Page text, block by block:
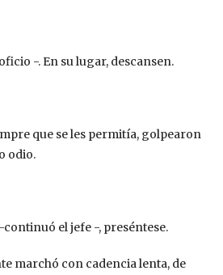
-. En su lugar, descansen.
que se les permitía, golpearon
odio.
el jefe -, preséntese.
marchó con cadencia lenta, de